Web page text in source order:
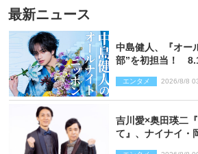
最新ニュース
中島健人、『オー
部”を初担当！
エンタメ 2026/8/8
吉川愛×奥田瑛二
て』、ナイナイ・